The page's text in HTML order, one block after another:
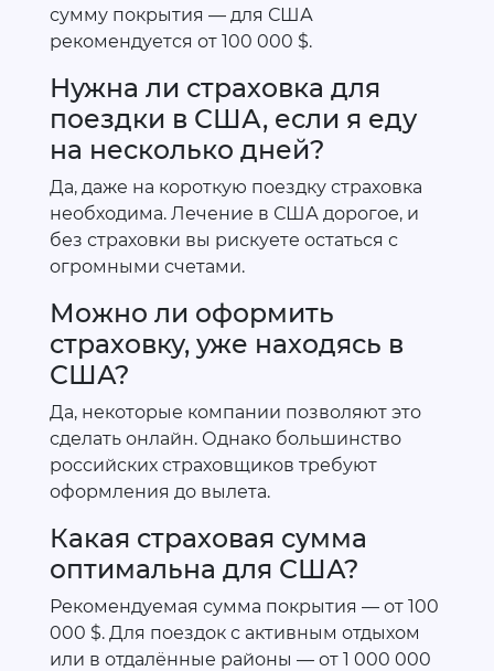
сумму покрытия — для США
рекомендуется от 100 000 $.
Нужна ли страховка для
поездки в США, если я еду
на несколько дней?
Да, даже на короткую поездку страховка
необходима. Лечение в США дорогое, и
без страховки вы рискуете остаться с
огромными счетами.
Можно ли оформить
страховку, уже находясь в
США?
Да, некоторые компании позволяют это
сделать онлайн. Однако большинство
российских страховщиков требуют
оформления до вылета.
Какая страховая сумма
оптимальна для США?
Рекомендуемая сумма покрытия — от 100
000 $. Для поездок с активным отдыхом
или в отдалённые районы — от 1 000 000